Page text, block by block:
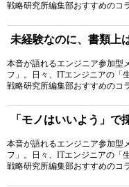
戦略研究所編集部おすすめのコ
未経験なのに、書類上
本音が語れるエンジニア参加型
フ」。日々、ITエンジニアの「
戦略研究所編集部おすすめのコ
「モノはいいよう」で
本音が語れるエンジニア参加型
フ」。日々、ITエンジニアの「
戦略研究所編集部おすすめのコ